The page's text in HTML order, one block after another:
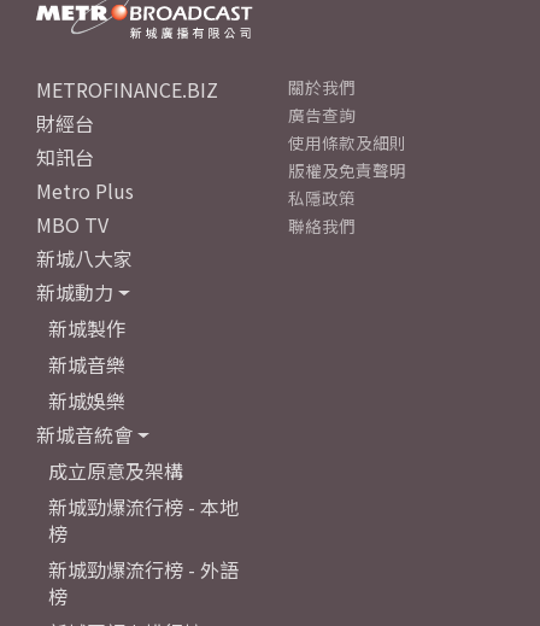
METROFINANCE.BIZ
財經台
知訊台
Metro Plus
MBO TV
新城八大家
新城動力
新城製作
新城音樂
新城娛樂
新城音統會
成立原意及架構
新城勁爆流行榜 - 本地
榜
新城勁爆流行榜 - 外語
榜
關於我們
廣告查詢
使用條款及細則
版權及免責聲明
私隱政策
聯絡我們